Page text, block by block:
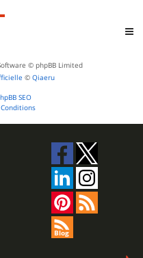
© phpBB Limited
© Qiaeru
SEO
Conditions